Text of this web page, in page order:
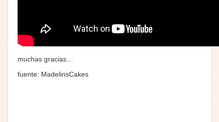
muchas gracias…
fuente: MadelinsCakes